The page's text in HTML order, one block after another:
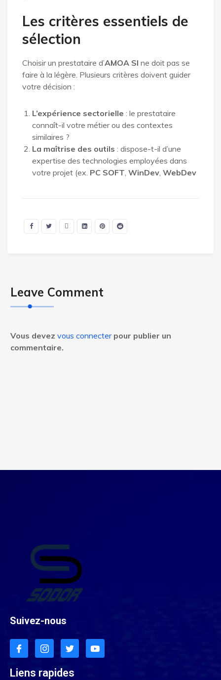
Les critères essentiels de
sélection
Choisir un prestataire d’AMOA SI ne doit pas se
faire à la légère. Plusieurs critères doivent guider
votre décision :
L’expérience sectorielle : le prestataire
connaît-il votre métier ou des contextes
similaires ?
La maîtrise des outils : dispose-t-il d’une
expertise des technologies employées dans
votre projet (ex. PC SOFT, WinDev, WebDev
Leave Comment
Vous devez vous connecterpour publier un
commentaire.
Suivez-nous
Liens rapides